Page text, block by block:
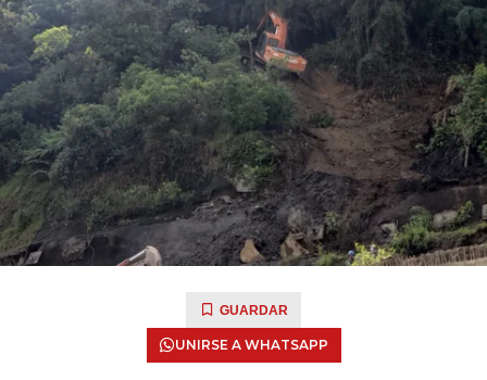
GUARDAR
UNIRSE A WHATSAPP